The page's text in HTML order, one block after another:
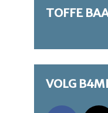
TOFFE
VOLG